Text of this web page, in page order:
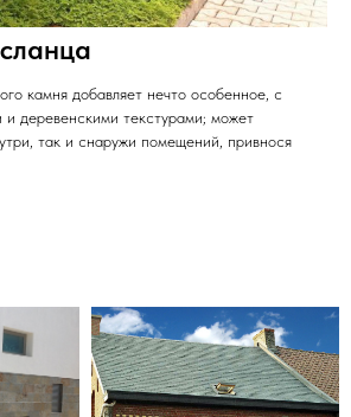
камня добавляет нечто особенное, с
и деревенскими текстурами; может
так и снаружи помещений, привнося